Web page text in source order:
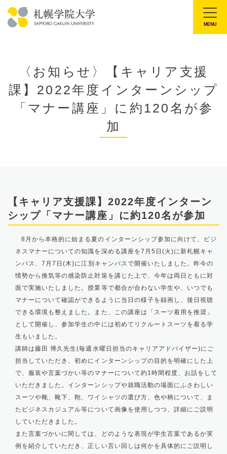
文
大
MENU
〈お知らせ〉【キャリア支援
課】2022年度インターンシップ
「マナー講座」に約120名が参
加
【キャリア支援課】2022年度インターン
シップ「マナー講座」に約120名が参加
8月から本格的に始まる夏のインターンシップ参加に向けて、ビジ
ネスマナーについての知識を深める講座を7月5日(火)に新札幌キャ
ンパス、7月7日(木)に江別キャンパスで開催いたしました。昨今の
情勢から換気等の感染防止対策を講じた上で、今年は両日ともに対
面で実施いたしました。授業等で都合が合わない学生や、いつでも
マナーについて確認ができるように当日の様子を録画し、後日視聴
できる環境も整えました。また、この講座は「スーツ着用を推奨」
として開催し、参加学生の中には初めてリクルートスーツを着る学
生もいました。
講師は藤田 博久先生(毎週水曜日担当のキャリアアドバイザー)にご
担当していただき、初めにインターンシップの目的を明確にした上
で、服装や言葉づかい等のマナーについて約1時間程度、お話をして
いただきました。インターンシップや就職活動の場面にふさわしい
スーツや靴、靴下、鞄、ワイシャツの選び方、色や柄について、ま
たビジネスカジュアル等について画像を使用しつつ、詳細にご説明
していただきました。
また言葉づかいに関しては、どのような表現が学生言葉であるか実
例を紹介していただき、正しい言い回しは何かを具体的にご説明し